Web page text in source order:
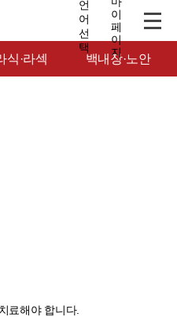
식·라섹 백내장·노안
료해야 합니다.